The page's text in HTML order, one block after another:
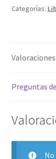
Categorías:
Preguntas